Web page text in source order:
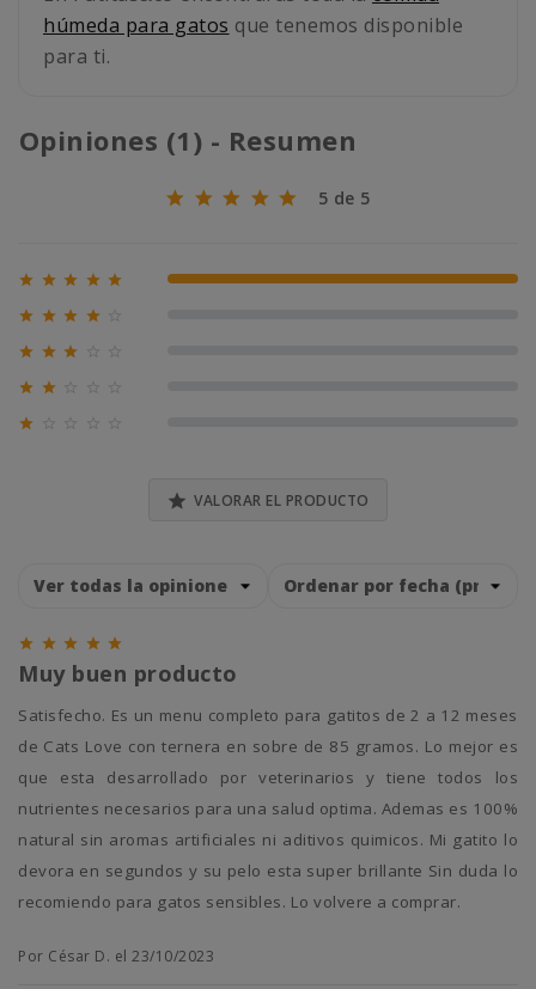
húmeda para gatos que tenemos disponible
para ti.
Opiniones (1) - Resumen
5 de 5
     100% (1)
   
  
 

 VALORAR EL PRODUCTO
    
Muy buen producto
Satisfecho. Es un menu completo para gatitos de 2 a 12 meses
de Cats Love con ternera en sobre de 85 gramos. Lo mejor es
que esta desarrollado por veterinarios y tiene todos los
nutrientes necesarios para una salud optima. Ademas es 100%
natural sin aromas artificiales ni aditivos quimicos. Mi gatito lo
devora en segundos y su pelo esta super brillante Sin duda lo
recomiendo para gatos sensibles. Lo volvere a comprar.
Por César D. el 23/10/2023